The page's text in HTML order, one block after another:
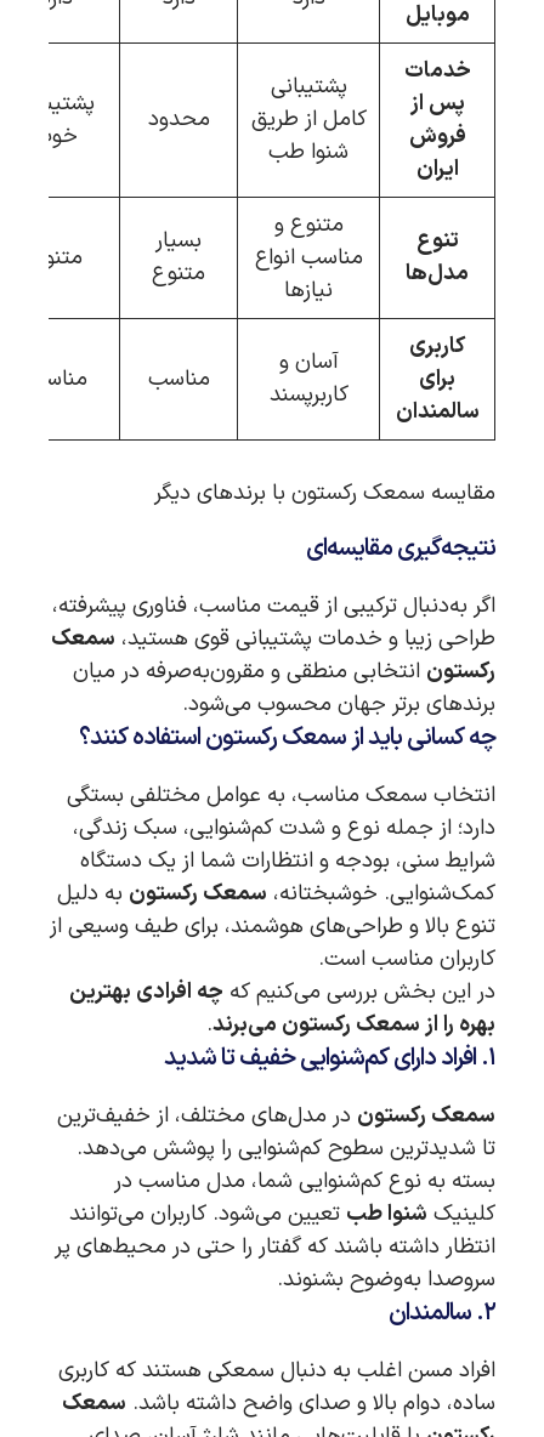
موبایل
خدمات
پس از
فروش
ایران
پشتیبانی
کامل از طریق
شنوا طب
محدود
پشتیبانی
خوب
تنوع
مدل‌ها
متنوع و
مناسب انواع
نیازها
بسیار
متنوع
متنوع
کاربری
برای
سالمندان
آسان و
کاربرپسند
مناسب مناسب
مقایسه سمعک رکستون با برندهای دیگر
نتیجه‌گیری مقایسه‌ای
اگر به‌دنبال ترکیبی از قیمت مناسب، فناوری پیشرفته،
طراحی زیبا و خدمات پشتیبانی قوی هستید، سمعک
رکستون انتخابی منطقی و مقرون‌به‌صرفه در میان
برندهای برتر جهان محسوب می‌شود.
چه کسانی باید از سمعک رکستون استفاده کنند؟
انتخاب سمعک مناسب، به عوامل مختلفی بستگی
دارد؛ از جمله نوع و شدت کم‌شنوایی، سبک زندگی،
شرایط سنی، بودجه و انتظارات شما از یک دستگاه
کمک‌شنوایی. خوشبختانه، سمعک رکستون به دلیل
تنوع بالا و طراحی‌های هوشمند، برای طیف وسیعی از
کاربران مناسب است.
در این بخش بررسی می‌کنیم که چه افرادی بهترین
بهره را از سمعک رکستون می‌برند.
۱. افراد دارای کم‌شنوایی خفیف تا شدید
سمعک رکستون در مدل‌های مختلف، از خفیف‌ترین
تا شدیدترین سطوح کم‌شنوایی را پوشش می‌دهد.
بسته به نوع کم‌شنوایی شما، مدل مناسب در
کلینیک شنوا طب تعیین می‌شود. کاربران می‌توانند
انتظار داشته باشند که گفتار را حتی در محیط‌های پر
سروصدا به‌وضوح بشنوند.
۲. سالمندان
افراد مسن اغلب به دنبال سمعکی هستند که کاربری
ساده، دوام بالا و صدای واضح داشته باشد. سمعک